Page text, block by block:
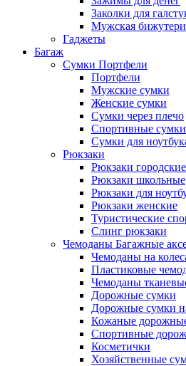
Заколки для
Мужская
Гаджеты
Багаж
Сумки Портфели
Портфели
Мужские сумки
Женские сумки
Сумки через плечо
Спортивные сумки
Сумки для
Рюкзаки
Рюкзаки городские
Рюкзаки школьные
Рюкзаки для
Рюкзаки женские
Туристические
Слинг рюкзаки
Чемоданы Багажные
Чемоданы на
Пластиковые
Чемоданы
Дорожные сумки
Дорожные сумки
Кожаные
Спортивные
Косметички
Хозяйственные